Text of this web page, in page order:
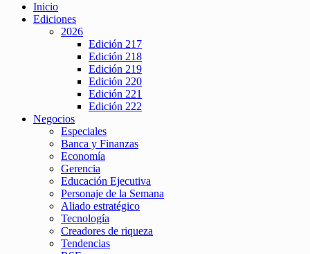
Inicio
Ediciones
2026
Edición 217
Edición 218
Edición 219
Edición 220
Edición 221
Edición 222
Negocios
Especiales
Banca y Finanzas
Economía
Gerencia
Educación Ejecutiva
Personaje de la Semana
Aliado estratégico
Tecnología
Creadores de riqueza
Tendencias